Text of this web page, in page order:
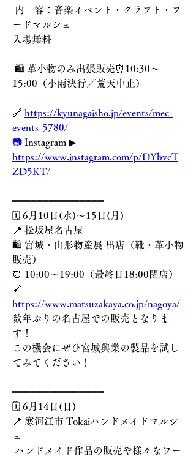
内　容：音楽イベント・クラフト・フ
ードマルシェ
入場無料
🛍️ 革小物のみ出張販売⏰10:30〜
15:00（小雨決行／荒天中止）
🔗 https://kyunagaisho.jp/events/mec-
events-5780/
📷 Instagram ▶︎
https://www.instagram.com/p/DYbvcT
ZD5KT/
━━━━━━━━━━━━━━━
🗓️ 6月10日(水)〜15日(月)
📍 松坂屋名古屋
🛍️ 宮城・山形物産展 出店（靴・革小物
販売）
⏰ 10:00〜19:00（最終日18:00閉店）
🔗
https://www.matsuzakaya.co.jp/nagoya/
数年ぶりの名古屋での販売となりま
す！
この機会にぜひ宮城興業の製品を試し
てみてください！
━━━━━━━━━━━━━━━
🗓️ 6月14日(日)
📍 寒河江市 Tokaiハンドメイドマルシ
ェ
ハンドメイド作品の販売や様々なワー